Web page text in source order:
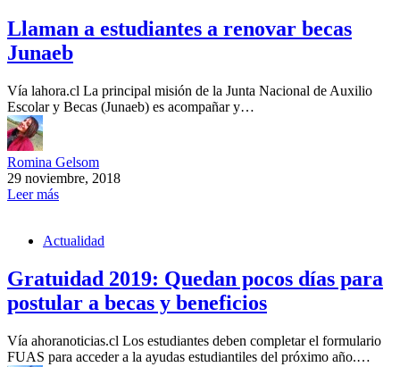
Llaman a estudiantes a renovar becas
Junaeb
Vía lahora.cl La principal misión de la Junta Nacional de Auxilio
Escolar y Becas (Junaeb) es acompañar y…
Romina Gelsom
29 noviembre, 2018
Leer más
Actualidad
Gratuidad 2019: Quedan pocos días para
postular a becas y beneficios
Vía ahoranoticias.cl Los estudiantes deben completar el formulario
FUAS para acceder a la ayudas estudiantiles del próximo año.…